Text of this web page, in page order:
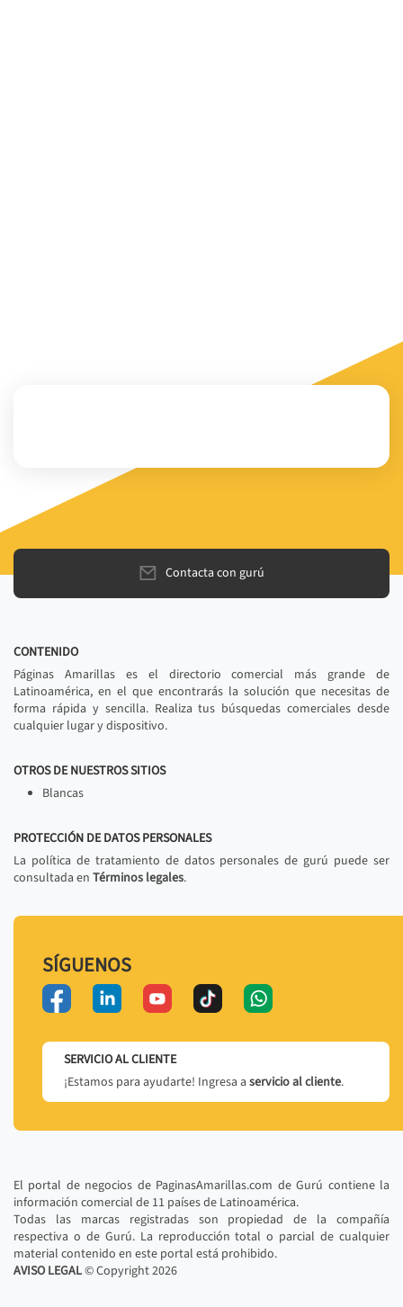
Contacta con gurú
CONTENIDO
Páginas Amarillas es el directorio comercial más grande de
Latinoamérica, en el que encontrarás la solución que necesitas de
forma rápida y sencilla. Realiza tus búsquedas comerciales desde
cualquier lugar y dispositivo.
OTROS DE NUESTROS SITIOS
Blancas
PROTECCIÓN DE DATOS PERSONALES
La política de tratamiento de datos personales de gurú puede ser
consultada en Términos legales.
SÍGUENOS
SERVICIO AL CLIENTE
¡Estamos para ayudarte! Ingresa a servicio al cliente.
El portal de negocios de PaginasAmarillas.com de Gurú contiene la
información comercial de 11 países de Latinoamérica.
Todas las marcas registradas son propiedad de la compañía
respectiva o de Gurú. La reproducción total o parcial de cualquier
material contenido en este portal está prohibido.
AVISO LEGAL© Copyright2026